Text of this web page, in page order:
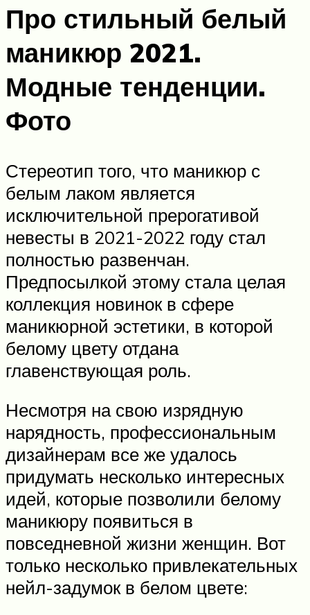
Про стильный белый
маникюр 2021.
Модные тенденции.
Фото
Стереотип того, что маникюр с
белым лаком является
исключительной прерогативой
невесты в 2021-2022 году стал
полностью развенчан.
Предпосылкой этому стала целая
коллекция новинок в сфере
маникюрной эстетики, в которой
белому цвету отдана
главенствующая роль.
Несмотря на свою изрядную
нарядность, профессиональным
дизайнерам все же удалось
придумать несколько интересных
идей, которые позволили белому
маникюру появиться в
повседневной жизни женщин. Вот
только несколько привлекательных
нейл-задумок в белом цвете: